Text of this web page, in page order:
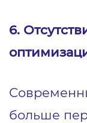
6.
больше